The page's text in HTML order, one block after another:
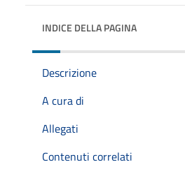
INDICE DELLA PAGINA
Descrizione
A cura di
Allegati
Contenuti correlati